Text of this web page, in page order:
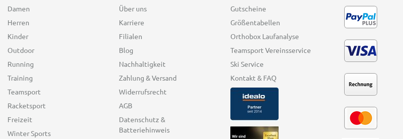
Damen
Herren
Kinder
Outdoor
Running
Training
Teamsport
Racketsport
Freizeit
Winter Sports
Über uns
Karriere
Filialen
Blog
Nachhaltigkeit
Zahlung & Versand
Widerrufsrecht
AGB
Datenschutz &
Batteriehinweis
Gutscheine
Größentabellen
Orthobox Laufanalyse
Teamsport Vereinsservice
Ski Service
Kontakt & FAQ